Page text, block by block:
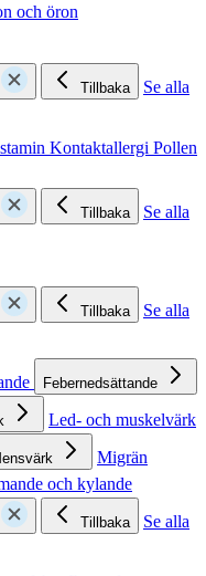
och öron
Tillbaka
Se alla
Kontaktallergi Pollen
Tillbaka
Se alla
Tillbaka
Se alla
Febernedsättande
Led- och muskelvärk
Migrän
och kylande
Tillbaka
Se alla